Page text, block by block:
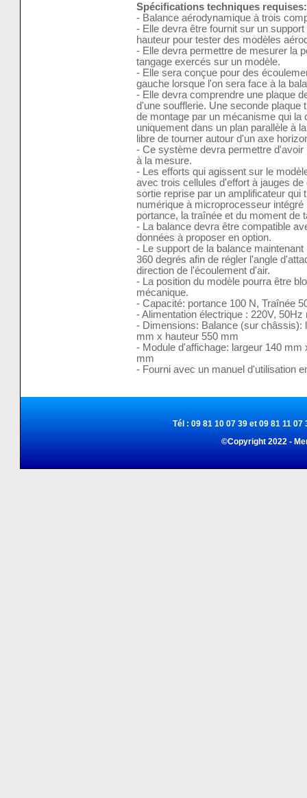
Spécifications techniques requises:
- Balance aérodynamique à trois
- Elle devra être fournit sur un
hauteur pour tester des modèles
- Elle devra permettre de mesurer la
tangage exercés sur un modèle.
- Elle sera conçue pour des
gauche lorsque l'on sera face à la
- Elle devra comprendre une plaque
d'une soufflerie. Une seconde plaque
de montage par un mécanisme qui la
uniquement dans un plan parallèle à
libre de tourner autour d'un axe
- Ce système devra permettre
à la mesure.
- Les efforts qui agissent sur le
avec trois cellules d'effort à jauges
sortie reprise par un amplificateur qui
numérique à microprocesseur
portance, la traînée et du moment de
- La balance devra être compatible
données à proposer en option.
- Le support de la balance
360 degrés afin de régler l'angle
direction de l'écoulement d'air.
- La position du modèle pourra être
mécanique.
- Capacité: portance 100 N, Traînée
- Alimentation électrique : 220V, 50Hz
- Dimensions: Balance (sur châssis):
mm x hauteur 550 mm
- Module d'affichage: largeur 140
mm
- Fourni avec un manuel d'utilisation
Tél : 09 81 10 07 39 et 09 81 11
©Copyright 2022 -